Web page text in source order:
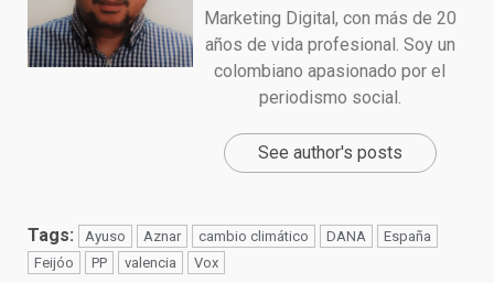
Marketing Digital, con más de 20
años de vida profesional. Soy un
colombiano apasionado por el
periodismo social.
See author's posts
Tags: Ayuso Aznar cambio climático DANA
España
Feijóo
PP valencia Vox